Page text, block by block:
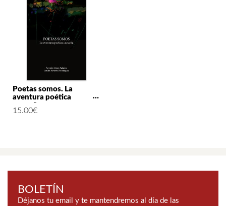
Poetas somos. La
aventura poética
cueveña
15.00€
BOLETÍN
Déjanos tu email y te mantendremos al día de las